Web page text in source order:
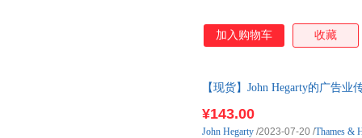
加入购物车 收藏
【现货】John Hegarty的广告
¥143.00
John Hegarty /2023-07-20 /Thames &